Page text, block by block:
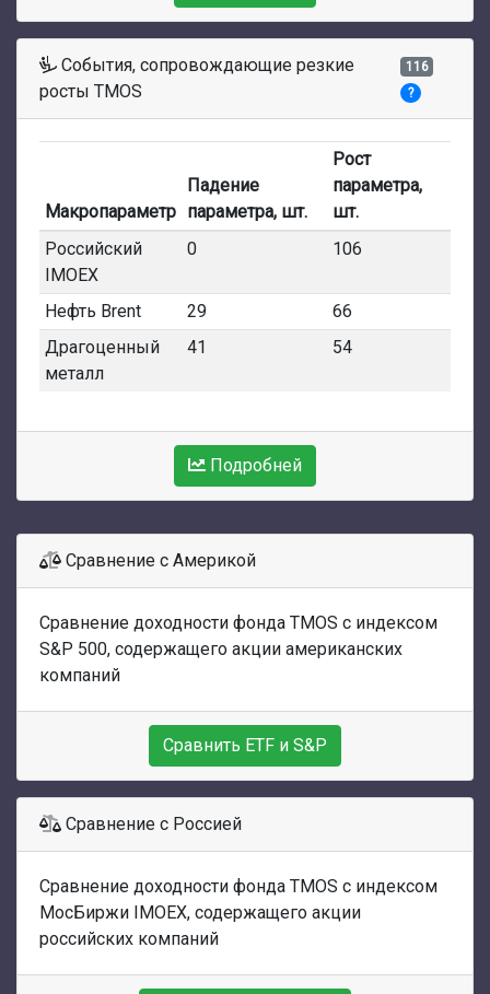
События, сопровождающие резкие
росты TMOS
116
?
Макропараметр
Падение
параметра, шт.
Рост
параметра,
шт.
Российский
IMOEX
0 106
Нефть Brent 29
66
Драгоценный
металл
41 54
Подробней
Сравнение с Америкой
Сравнение доходности фонда TMOS с индексом
S&P 500, содержащего акции американских
компаний
Сравнить ETF и S&P
Сравнение с Россией
Сравнение доходности фонда TMOS с индексом
МосБиржи IMOEX, содержащего акции
российских компаний